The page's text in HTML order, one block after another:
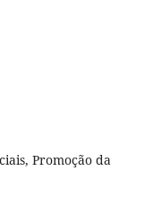
Promoção da